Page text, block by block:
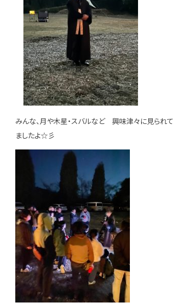
みんな、月や木星・スバルなど 興味津々に見られて
ましたよ☆彡